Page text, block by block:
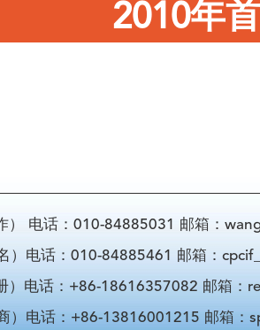
2010年
电话：010-84885031 邮箱：
）电话：010-84885461 邮箱：
电话：+86-18616357082 邮箱：
）电话：+86-13816001215 邮箱：